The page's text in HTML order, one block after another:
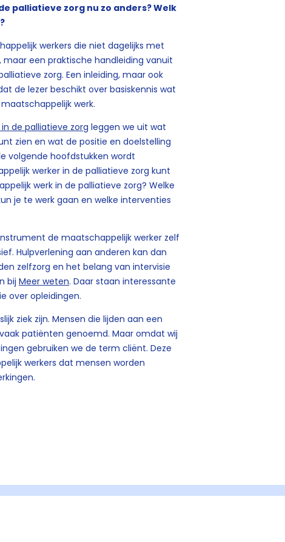
palliatieve zorg nu zo anders? Welk
werkers die niet dagelijks met
een praktische handleiding vanuit
zorg. Een inleiding, maar ook
de lezer beschikt over basiskennis wat
werk.
de palliatieve zorg leggen we uit wat
zien en wat de positie en doelstelling
volgende hoofdstukken wordt
werker in de palliatieve zorg kunt
werk in de palliatieve zorg? Welke
je te werk gaan en welke interventies
de maatschappelijk werker zelf
Hulpverlening aan anderen kan dan
zelfzorg en het belang van intervisie
bij Meer weten. Daar staan interessante
over opleidingen.
ziek zijn. Mensen die lijden aan een
patiënten genoemd. Maar omdat wij
gebruiken we de term cliënt. Deze
werkers dat mensen worden